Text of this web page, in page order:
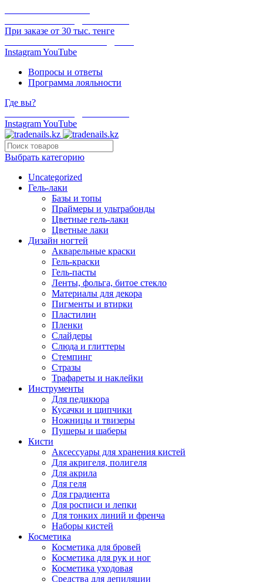
При заказе от 30 тыс. тенге
InstagramYouTube
Вопросы и ответы
Программа лояльности
Где вы?
InstagramYouTube
Выбрать категорию
Uncategorized
Гель-лаки
Базы и топы
Праймеры и ультрабонды
Цветные гель-лаки
Цветные лаки
Дизайн ногтей
Акварельные краски
Гель-краски
Гель-пасты
Ленты, фольга, битое стекло
Материалы для декора
Пигменты и втирки
Пластилин
Пленки
Слайдеры
Слюда и глиттеры
Стемпинг
Стразы
Трафареты и наклейки
Инструменты
Для педикюра
Кусачки и щипчики
Ножницы и твизеры
Пушеры и шаберы
Кисти
Аксессуары для хранения кистей
Для акригеля, полигеля
Для акрила
Для геля
Для градиента
Для росписи и лепки
Для тонких линий и френча
Наборы кистей
Косметика
Косметика для бровей
Косметика для рук и ног
Косметика уходовая
Средства для депиляции